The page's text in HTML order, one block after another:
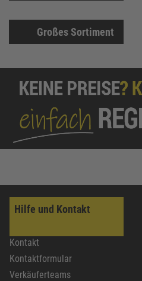
Großes Sortiment
Hilfe und Kontakt
Kontakt
Kontaktformular
Verkäuferteams